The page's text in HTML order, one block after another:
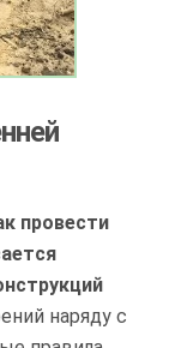
провести
наряду с